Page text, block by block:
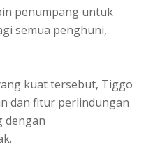
penumpang untuk
semua penghuni,
kuat tersebut, Tiggo
dan fitur perlindungan
dengan